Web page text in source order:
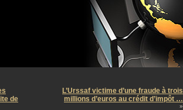
de
L’Urssaf victime d’une fraude à trois
millions d’euros au crédit d’impôt …
»